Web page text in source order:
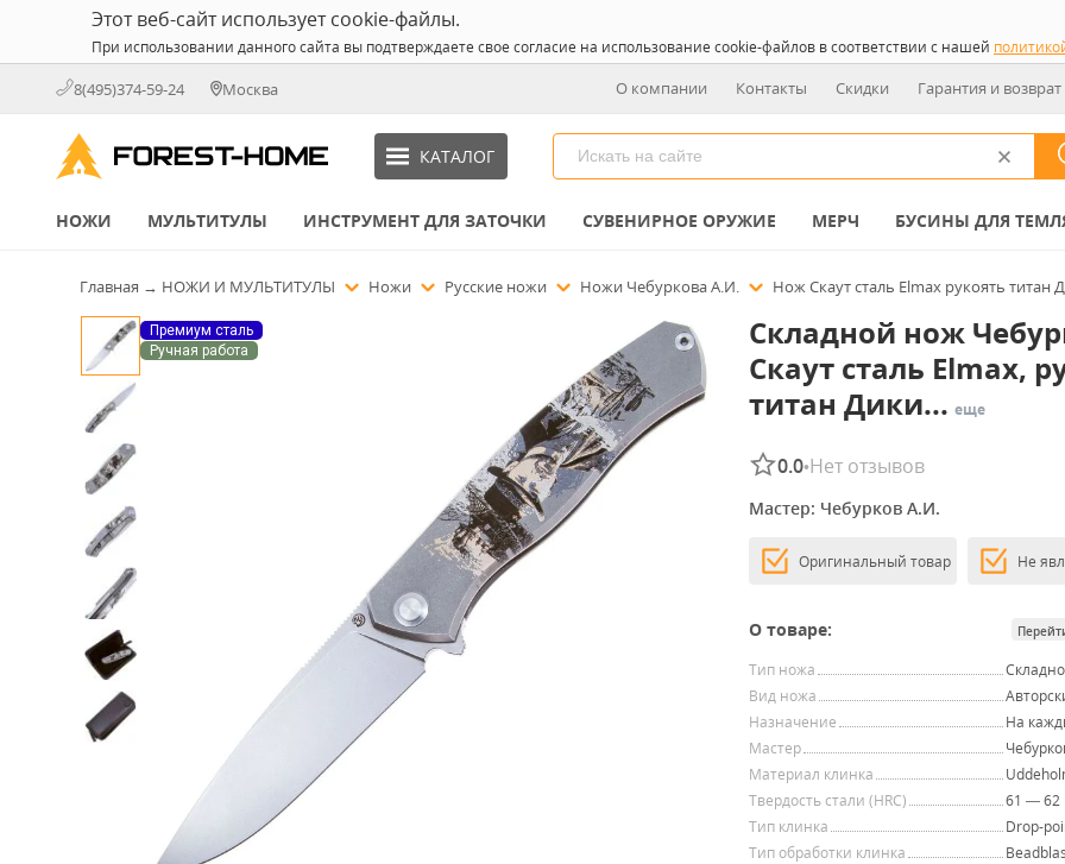
Этот веб-сайт использует cookie-файлы.
При использовании данного сайта вы подтверждаете свое согласие на использование cookie-файлов в соответствии с нашей
8(495)374-59-24 Москва О компании Контакты Скидки Гарантия и возврат
КАТАЛОГ
НОЖИ МУЛЬТИТУЛЫ ИНСТРУМЕНТ ДЛЯ ЗАТОЧКИ СУВЕНИРНОЕ ОРУЖИЕ МЕРЧ БУСИНЫ ДЛЯ
Главная → НОЖИ И МУЛЬТИТУЛЫ Ножи Русские ножи Ножи Чебуркова А.И. Нож Скаут сталь Elmax рукоять титан
Премиум сталь
Ручная работа
Складной нож
Скаут сталь Elmax,
титан Дики... еще
0.0•Нет отзывов
Мастер: Чебурков А.И.
Оригинальный товар Не
О товаре:
Тип ножа
Вид ножа
Назначение
На
Мастер
Материал клинка
Твердость стали (HRC)
61 — 62
Тип клинка
Drop-
Тип обработки клинка